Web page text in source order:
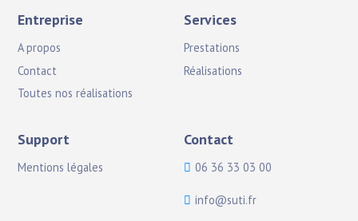
Entreprise
A propos
Contact
Toutes nos réalisations
Services
Prestations
Réalisations
Support
Mentions légales
Contact
06 36 33 03 00
info@suti.fr